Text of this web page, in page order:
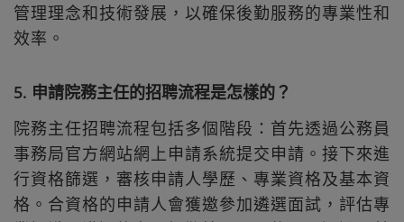
管理理念和技術發展，以確保後勤服務的專業性和
效率。
5. 申請院務主任的招聘流程是怎樣的？
院務主任招聘流程包括多個階段：首先透過公務員
事務局官方網站網上申請系統提交申請。接下來進
行資格篩選，審核申請人學歷、專業資格及基本資
格。合資格的申請人會獲邀參加遴選面試，評估專